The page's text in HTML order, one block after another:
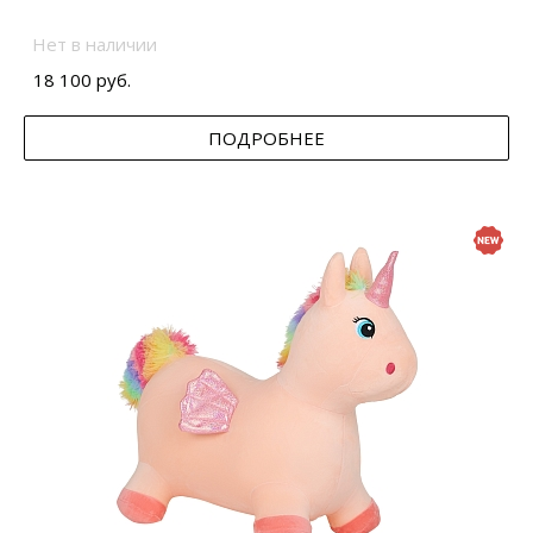
Нет в наличии
18 100 руб.
ПОДРОБНЕЕ